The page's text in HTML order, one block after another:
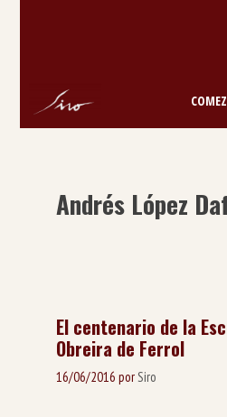
Andrés López
El centenario de la
Obreira de Ferrol
16/06/2016 por Siro